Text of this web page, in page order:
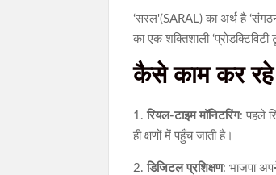
‘सरल'(SARAL) का अर्थ है
का एक शक्तिशाली
कैसे काम कर रहे
1.रियल-टाइम मॉनिटरिंग: पहले
ही क्षणों में पहुँच जाती है।
2.डिजिटल प्रशिक्षण: भाजपा